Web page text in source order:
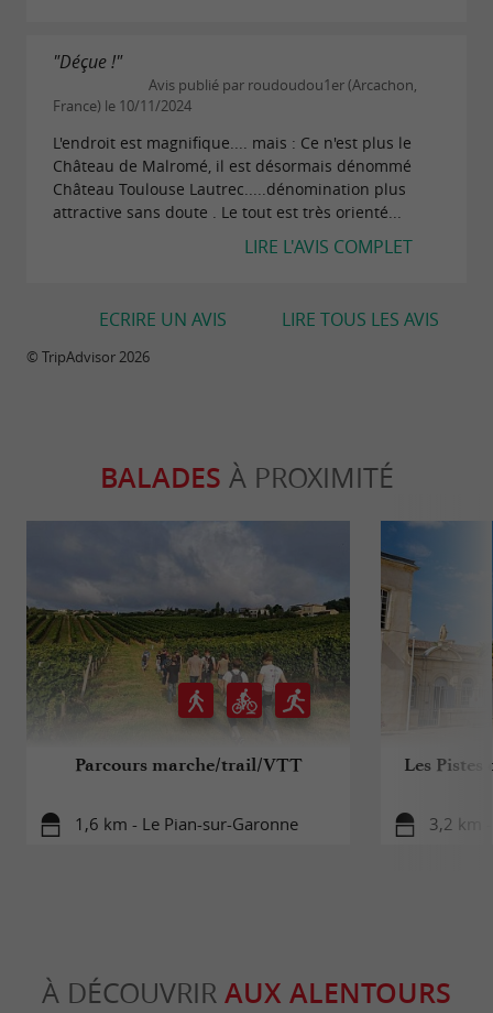
"Déçue !"
Avis publié par roudoudou1er (Arcachon,
France) le 10/11/2024
L'endroit est magnifique.... mais : Ce n'est plus le
Château de Malromé, il est désormais dénommé
Château Toulouse Lautrec.....dénomination plus
attractive sans doute . Le tout est très orienté...
LIRE L'AVIS COMPLET
LIRE TOUS LES AVIS
ECRIRE UN AVIS
© TripAdvisor 2026
BALADES À PROXIMITÉ
Parcours marche/trail/VTT
1,6 km - Le Pian-sur-Garonne
Les Pistes
3,2 km
À DÉCOUVRIR AUX ALENTOURS